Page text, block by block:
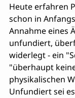
Heute erfahren
schon in
Annahme eines
unfundiert,
widerlegt - ein
"überhaupt
physikalischen
Unfundiert sei